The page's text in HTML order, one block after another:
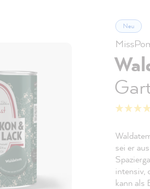
Neu
sei er
intensiv,
kann als